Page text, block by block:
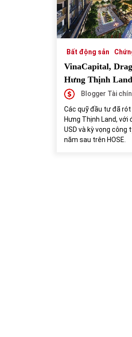
31/
Phân
Bất động sản
VinaCapital,
Hưng Thịnh Land
Blogger Tài
Các quỹ đầu tư đã rót
Hưng Thịnh Land, với
USD và kỳ vọng công
năm sau trên HOSE.